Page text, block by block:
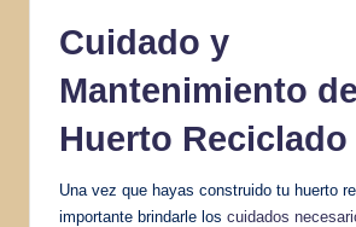
Cuidado y
Mantenimiento
Huerto Reciclado
Una vez que hayas construido tu huerto
importante brindarle los cuidados